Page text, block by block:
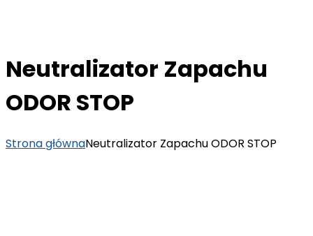
Neutralizator Zapachu
ODOR STOP
Strona głównaNeutralizator Zapachu ODOR STOP